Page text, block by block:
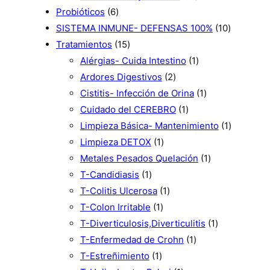
o
s
o c
o
s
u
c
t
o
s
u
t
s
r
o
d
u
c
t
o
s
r
d
u
c
o
s
p
o
u
t
s
Probióticos 66
p
r
o
d
u
c
t
o
s
SISTEMA INMUNE- DEFENSAS 100% 101
u
Tratamientos 151
5
p
r
o
d
u
c
t
o
s
Alérgias- Cuida Intestino 11
r
d
c
Ardores Digestivos 22
p
r
o
u
s
Cistitis- Infección de Orina 11
r
d
o
Cuidado del CEREBRO 11
p
o
t
o
Limpieza Básica- Mantenimiento 11
Limpieza DETOX 11
p
o
d
u
c
t
Metales Pesados Quelación 11
d
T-Candidiasis 11
p
r
o
d
u
T-Colitis Ulcerosa 11
r
o
T-Colon Irritable 11
p
r
o
T-Diverticulosis,Diverticulitis 11
T-Enfermedad de Crohn 11
T-Estreñimiento 11